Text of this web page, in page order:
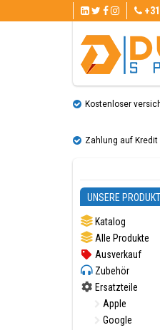
Kostenloser
Zahlung auf Kredit
UNSERE
Katalog
Alle Produkte
Ausverkauf
Zubehör
Ersatzteile
Apple
Google